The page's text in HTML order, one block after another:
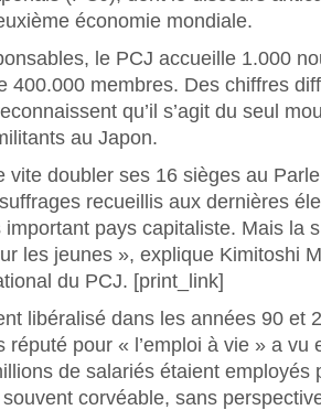
économie mondiale.
le PCJ accueille 1.000
400.000 membres. Des chiffres
qu’il s’agit du seul
au Japon.
vite doubler ses 16 sièges au
recueillis aux dernières
pays capitaliste. Mais la
les jeunes », explique Kimitoshi
du PCJ. [print_link]
libéralisé dans les années 90 et
réputé pour « l’emploi à vie » a vu
de salariés étaient employés
souvent corvéable, sans